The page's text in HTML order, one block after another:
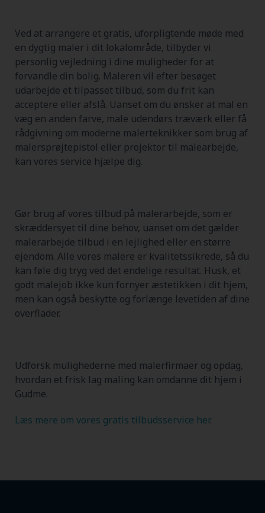
Ved at arrangere et gratis, uforpligtende møde med
en dygtig maler i dit lokalområde, tilbyder vi
personlig vejledning i dine muligheder for at
forvandle din bolig. Maleren vil efter besøget
udarbejde et tilpasset tilbud, som du frit kan
acceptere eller afslå. Uanset om du ønsker at mal en
væg en anden farve, male udendørs træværk eller få
rådgivning om moderne malerteknikker som brug af
malersprøjtepistol eller projektor til malearbejde,
kan vores service hjælpe dig.
Gør brug af vores tilbud på malerarbejde, som er
skræddersyet til dine behov, uanset om det gælder
malerarbejde tilbud i en lejlighed eller en større
ejendom. Alle vores malere er kvalitetssikrede, så du
kan føle dig tryg ved det endelige resultat. Husk, et
godt malejob ikke kun fornyer æstetikken i dit hjem,
men kan også beskytte og forlænge levetiden af dine
overflader.
Udforsk mulighederne med malerfirmaer og opdag,
hvordan et frisk lag maling kan omdanne dit hjem i
Gudme.
Læs mere om vores gratis tilbudsservice her.